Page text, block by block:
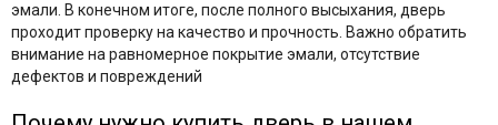
эмали. В конечном итоге, после полного высыхания, дверь
проходит проверку на качество и прочность. Важно обратить
внимание на равномерное покрытие эмали, отсутствие
дефектов и повреждений